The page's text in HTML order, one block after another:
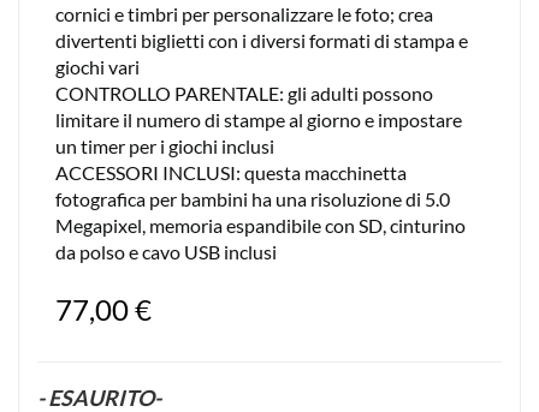
cornici e timbri per personalizzare le foto; crea
divertenti biglietti con i diversi formati di stampa e
giochi vari
CONTROLLO PARENTALE: gli adulti possono
limitare il numero di stampe al giorno e impostare
un timer per i giochi inclusi
ACCESSORI INCLUSI: questa macchinetta
fotografica per bambini ha una risoluzione di 5.0
Megapixel, memoria espandibile con SD, cinturino
da polso e cavo USB inclusi
77,00 €
- ESAURITO-